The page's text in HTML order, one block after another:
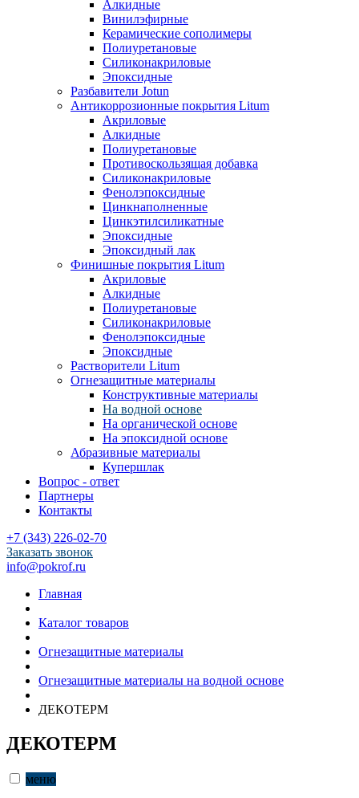
Алкидные
Винилэфирные
Керамические сополимеры
Полиуретановые
Силиконакриловые
Эпоксидные
Разбавители Jotun
Антикоррозионные покрытия Litum
Акриловые
Алкидные
Полиуретановые
Противоскользящая добавка
Силиконакриловые
Фенолэпоксидные
Цинкнаполненные
Цинкэтилсиликатные
Эпоксидные
Эпоксидный лак
Финишные покрытия Litum
Акриловые
Алкидные
Полиуретановые
Силиконакриловые
Фенолэпоксидные
Эпоксидные
Растворители Litum
Огнезащитные материалы
Конструктивные материалы
На водной основе
На органической основе
На эпоксидной основе
Абразивные материалы
Купершлак
Вопрос - ответ
Партнеры
Контакты
+7 (343) 226-02-70
Заказать звонок
info@pokrof.ru
Главная
Каталог товаров
Огнезащитные материалы
Огнезащитные материалы на водной основе
ДЕКОТЕРМ
ДЕКОТЕРМ
меню